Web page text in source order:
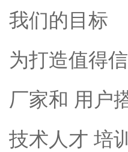
我们的目标
为打造值得
厂家和 用户
技术人才 培